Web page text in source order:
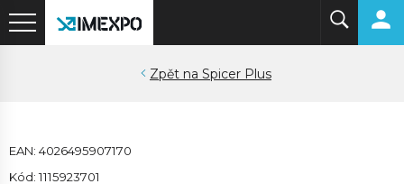
Spicer Plus
EAN: 4026495907170
Kód: 1115923701